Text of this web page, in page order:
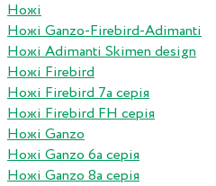
Ножі
Ножі Ganzo-Firebird-Adimanti
Ножі Adimanti Skimen design
Ножі Firebird
Ножі Firebird 7а серія
Ножі Firebird FH серія
Ножі Ganzo
Ножі Ganzo 6а серія
Ножі Ganzo 8а серія